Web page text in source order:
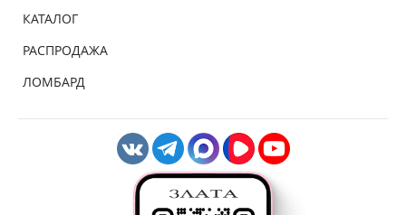
КАТАЛОГ
РАСПРОДАЖА
ЛОМБАРД